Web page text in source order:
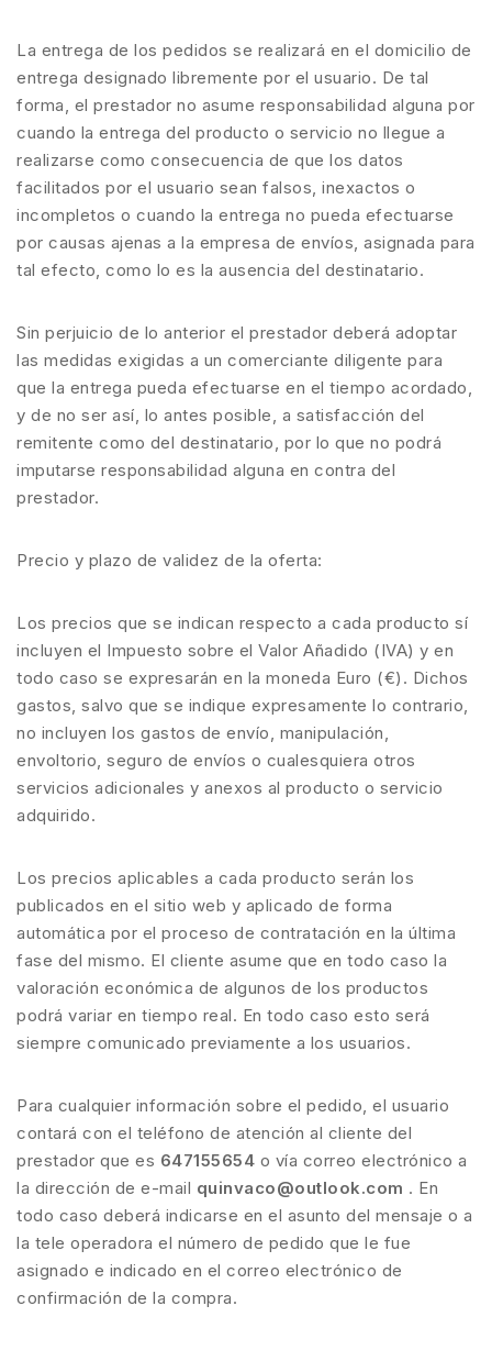
La entrega de los pedidos se realizará en el domicilio de
entrega designado libremente por el usuario. De tal
forma, el prestador no asume responsabilidad alguna por
cuando la entrega del producto o servicio no llegue a
realizarse como consecuencia de que los datos
facilitados por el usuario sean falsos, inexactos o
incompletos o cuando la entrega no pueda efectuarse
por causas ajenas a la empresa de envíos, asignada para
tal efecto, como lo es la ausencia del destinatario.
Sin perjuicio de lo anterior el prestador deberá adoptar
las medidas exigidas a un comerciante diligente para
que la entrega pueda efectuarse en el tiempo acordado,
y de no ser así, lo antes posible, a satisfacción del
remitente como del destinatario, por lo que no podrá
imputarse responsabilidad alguna en contra del
prestador.
Precio y plazo de validez de la oferta:
Los precios que se indican respecto a cada producto sí
incluyen el Impuesto sobre el Valor Añadido (IVA) y en
todo caso se expresarán en la moneda Euro (€). Dichos
gastos, salvo que se indique expresamente lo contrario,
no incluyen los gastos de envío, manipulación,
envoltorio, seguro de envíos o cualesquiera otros
servicios adicionales y anexos al producto o servicio
adquirido.
Los precios aplicables a cada producto serán los
publicados en el sitio web y aplicado de forma
automática por el proceso de contratación en la última
fase del mismo. El cliente asume que en todo caso la
valoración económica de algunos de los productos
podrá variar en tiempo real. En todo caso esto será
siempre comunicado previamente a los usuarios.
Para cualquier información sobre el pedido, el usuario
contará con el teléfono de atención al cliente del
prestador que es 647155654 o vía correo electrónico a
la dirección de e-mail quinvaco@outlook.com . En
todo caso deberá indicarse en el asunto del mensaje o a
la tele operadora el número de pedido que le fue
asignado e indicado en el correo electrónico de
confirmación de la compra.